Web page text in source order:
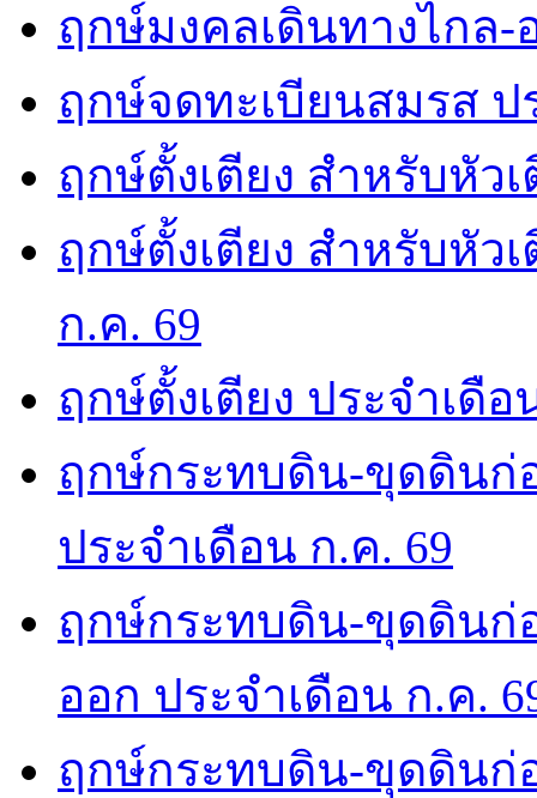
ฤกษ์มงคลเดินทางไกล-
ฤกษ์จดทะเบียนสมรส ป
ฤกษ์ตั้งเตียง สำหรับหัว
ฤกษ์ตั้งเตียง สำหรับหัว
ก.ค. 69
ฤกษ์ตั้งเตียง ประจำเดือ
ฤกษ์กระทบดิน-ขุดดินก่
ประจำเดือน ก.ค. 69
ฤกษ์กระทบดิน-ขุดดินก่
ออก ประจำเดือน ก.ค.
ฤกษ์กระทบดิน-ขุดดินก่